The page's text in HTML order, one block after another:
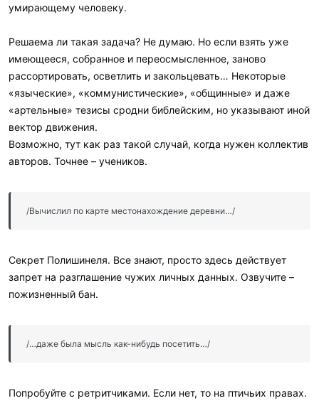
умирающему человеку.
Решаема ли такая задача? Не думаю. Но если взять уже
имеющееся, собранное и переосмысленное, заново
рассортировать, осветлить и закольцевать… Некоторые
«языческие», «коммунистические», «общинные» и даже
«артельные» тезисы сродни библейским, но указывают иной
вектор движения.
Возможно, тут как раз такой случай, когда нужен коллектив
авторов. Точнее – учеников.
/Вычислил по карте местонахождение деревни…/
Секрет Полишинеля. Все знают, просто здесь действует
запрет на разглашение чужих личных данных. Озвучите –
пожизненный бан.
/…даже была мысль как-нибудь посетить…/
Попробуйте с ретритчиками. Если нет, то на птичьих правах.